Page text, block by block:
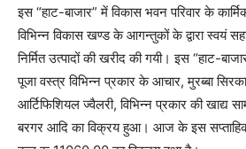
इस “हाट-बाजार” में विकास भवन परिवार के
विभिन्न विकास खण्ड के आगन्तुकों के द्वारा स्वयं
निर्मित उत्पादों की खरीद की गयी। इस “हाट-
पूजा वस्त्र विभिन्न प्रकार के आचार, मुरब्बा
आर्टिफिशियल ज्वैलरी, विभिन्न प्रकार की खाद्य
बरगर आदि का विक्रय हुआ। आज के इस सप्ताहिक